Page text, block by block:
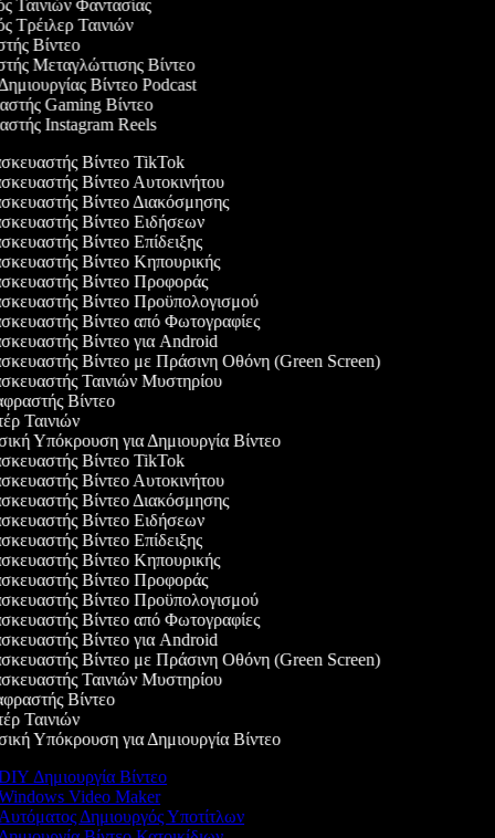
Ταινιών Φαντασίας
Τρέιλερ Ταινιών
Βίντεο
Μεταγλώττισης Βίντεο
Βίντεο Podcast
Gaming Βίντεο
Instagram Reels
Βίντεο TikTok
Βίντεο Αυτοκινήτου
Βίντεο Διακόσμησης
Βίντεο Ειδήσεων
Βίντεο Επίδειξης
Βίντεο Κηπουρικής
Βίντεο Προφοράς
Βίντεο Προϋπολογισμού
Βίντεο από Φωτογραφίες
Βίντεο για Android
Βίντεο με Πράσινη Οθόνη (Green Screen)
Ταινιών Μυστηρίου
Βίντεο
Ταινιών
Υπόκρουση για Δημιουργία Βίντεο
Βίντεο TikTok
Βίντεο Αυτοκινήτου
Βίντεο Διακόσμησης
Βίντεο Ειδήσεων
Βίντεο Επίδειξης
Βίντεο Κηπουρικής
Βίντεο Προφοράς
Βίντεο Προϋπολογισμού
Βίντεο από Φωτογραφίες
Βίντεο για Android
Βίντεο με Πράσινη Οθόνη (Green Screen)
Ταινιών Μυστηρίου
Βίντεο
Ταινιών
Υπόκρουση για Δημιουργία Βίντεο
Δημιουργία Βίντεο
Video Maker
Δημιουργός Υποτίτλων